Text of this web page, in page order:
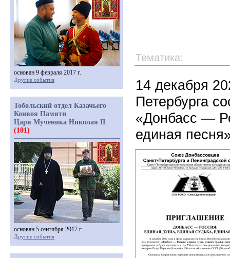
Тематика:
14 декабря
Петербурга
«Донбасс —
единая
основан 9 февраля 2017 г.
Другие события
Тобольский отдел Казачьего
Конвоя Памяти
Царя Мученика Николая II
(101)
основан 5 сентября 2017 г.
Другие события